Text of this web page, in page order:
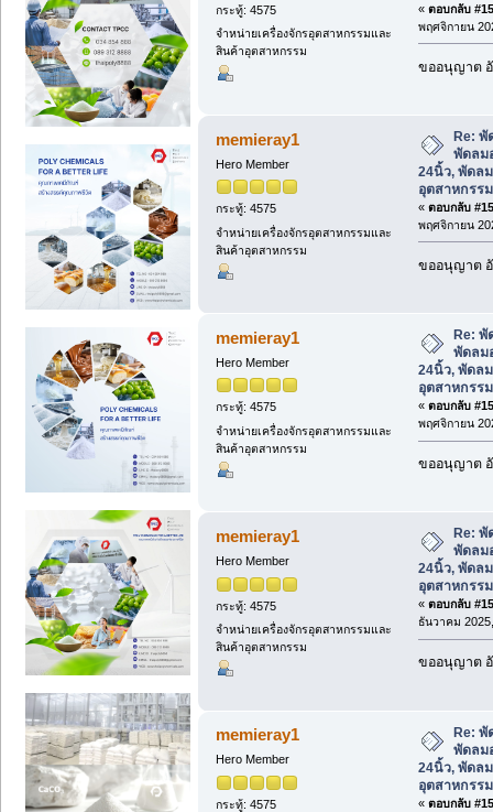
กระทู้: 4575
จำหน่ายเครื่องจักรอุตสาหกรรมและ
สินค้าอุตสาหกรรม
« ตอบกลับ
พฤศจิกายน
ขออนุญาต
memieray1
Hero Member
กระทู้: 4575
จำหน่ายเครื่องจักรอุตสาหกรรมและ
สินค้าอุตสาหกรรม
Re:
พัดลม
24นิ้ว, พัดล
อุตสาหกรรม
« ตอบกลับ
พฤศจิกายน
ขออนุญาต
memieray1
Hero Member
กระทู้: 4575
จำหน่ายเครื่องจักรอุตสาหกรรมและ
สินค้าอุตสาหกรรม
Re:
พัดลม
24นิ้ว, พัดล
อุตสาหกรรม
« ตอบกลับ
พฤศจิกายน
ขออนุญาต
memieray1
Hero Member
กระทู้: 4575
จำหน่ายเครื่องจักรอุตสาหกรรมและ
สินค้าอุตสาหกรรม
Re:
พัดลม
24นิ้ว, พัดล
อุตสาหกรรม
« ตอบกลับ
ธันวาคม
ขออนุญาต
memieray1
Hero Member
กระทู้: 4575
Re: พั
พัดลม
24นิ้ว, พัดล
อุตสาหกรรม
« ตอบกลับ